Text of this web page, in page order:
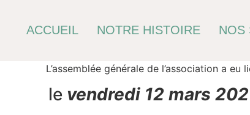
ACCUEIL NOTRE HISTOIRE NOS
L’assemblée générale de l’association a eu
levendredi 12 mars